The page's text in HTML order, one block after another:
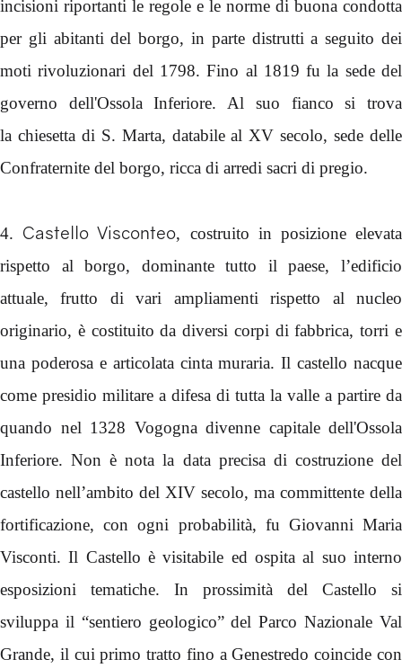
incisioni riportanti le regole e le norme di buona condotta
per gli abitanti del borgo, in parte distrutti a seguito dei
moti rivoluzionari del 1798. Fino al 1819 fu la sede del
governo dell'Ossola Inferiore. Al suo fianco si trova
la chiesetta di S. Marta, databile al XV secolo, sede delle
Confraternite del borgo, ricca di arredi sacri di pregio.
4. Castello Visconteo, costruito in posizione elevata
rispetto al borgo, dominante tutto il paese, l’edificio
attuale, frutto di vari ampliamenti rispetto al nucleo
originario, è costituito da diversi corpi di fabbrica, torri e
una poderosa e articolata cinta muraria. Il castello nacque
come presidio militare a difesa di tutta la valle a partire da
quando nel 1328 Vogogna divenne capitale dell'Ossola
Inferiore. Non è nota la data precisa di costruzione del
castello nell’ambito del XIV secolo, ma committente della
fortificazione, con ogni probabilità, fu Giovanni Maria
Visconti. Il Castello è visitabile ed ospita al suo interno
esposizioni tematiche. In prossimità del Castello si
sviluppa il “sentiero geologico” del Parco Nazionale Val
Grande, il cui primo tratto fino a Genestredo coincide con